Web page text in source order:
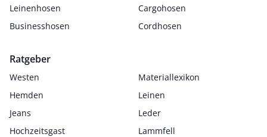
Leinenhosen
Cargohosen
Businesshosen
Cordhosen
Ratgeber
Westen
Materiallexikon
Hemden
Leinen
Jeans
Leder
Hochzeitsgast
Lammfell